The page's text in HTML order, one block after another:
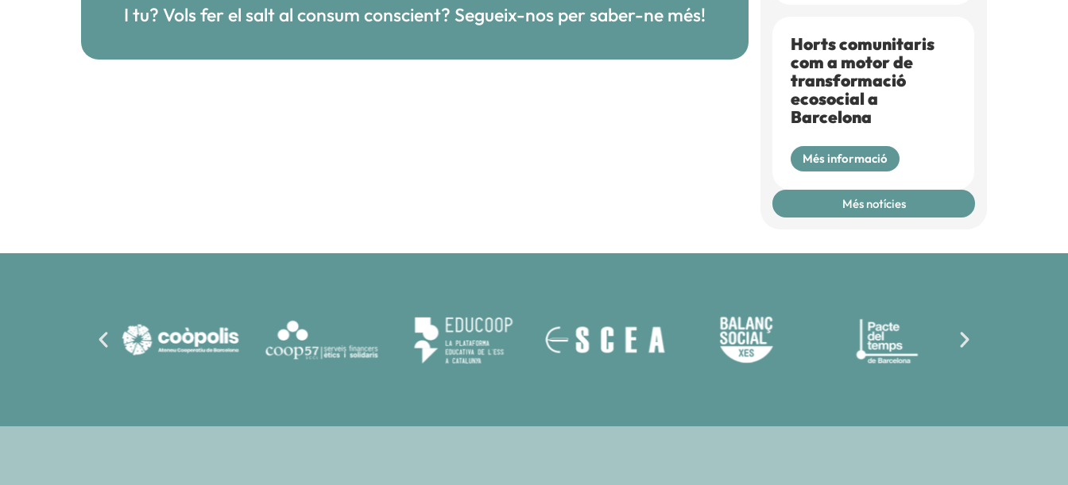
Horts comunitaris
com a motor de
transformació
ecosocial a
Barcelona
Més informació
Més notícies
I tu? Vols fer el salt al consum conscient? Segueix-nos per saber-ne més!